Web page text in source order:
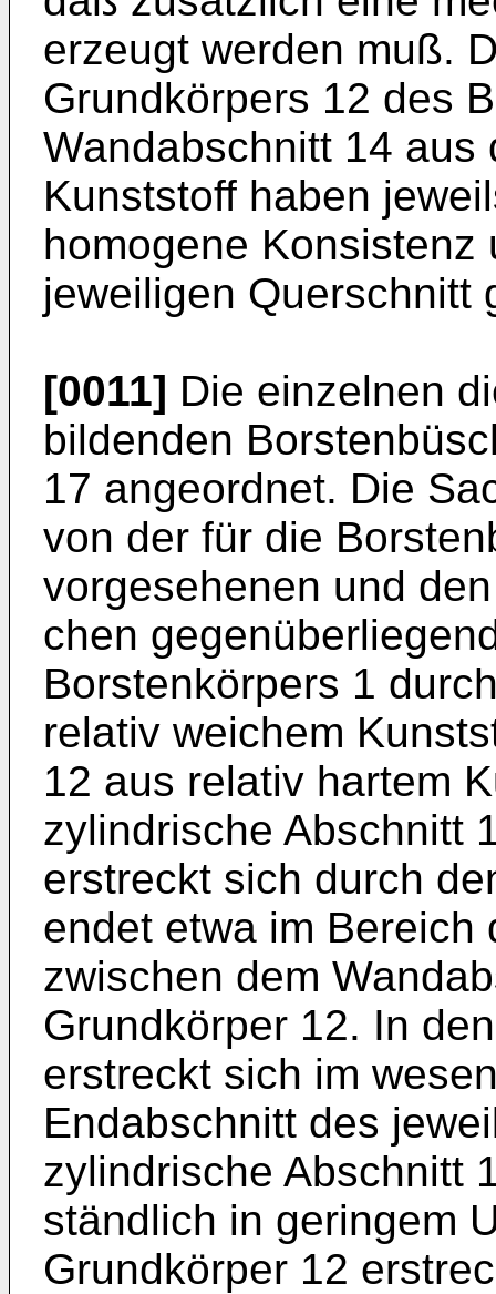
erzeugt werden muß.
Grundkörpers 12 des
Wandabschnitt 14 aus
Kunststoff haben
homogene
jeweiligen Querschnitt
[0011] Die einzelnen
bildenden
17 angeordnet. Die
von der für die
vorgesehenen und
chen
Borstenkör­pers 1
relativ weichem
12 aus relativ hartem
zylindrische Abschnitt
erstreckt sich durch
endet etwa im Bereich
zwi­schen dem
Grundkörper 12. In
erstreckt sich im
Endabschnitt des
zylindrische Abschnitt
ständlich in geringem
Grundkör­per 12